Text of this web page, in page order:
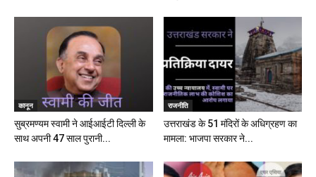
कानून
सुब्रमण्यम स्वामी ने आईआईटी दिल्ली के
साथ अपनी 47 साल पुरानी...
राजनीति
उत्तराखंड के 51 मंदिरों के अधिग्रहण का
मामला: भाजपा सरकार ने...